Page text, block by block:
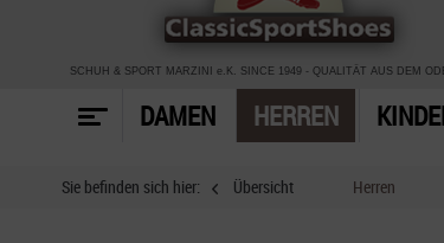
SCHUH & SPORT MARZINI e.K. SINCE 1949 - QUALITÄT AUS DEM
DAMEN HERREN
Sie befinden sich hier: Übersicht Herren